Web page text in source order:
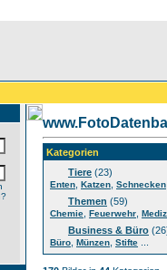
Kategorien
Tiere (23)
Enten Katzen Schnecken
Themen (59)
Chemie Feuerwehr
Business & Büro
Büro Münzen Stifte